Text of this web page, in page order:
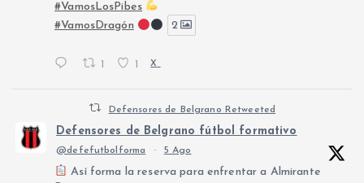
#VamosLosPibes
#VamosDragón
2
1 1 X
Defensores de Belgrano Retweeted
Defensores de Belgrano fútbol formativo
@defefutbolforma · 5 Ago
Así forma la reserva para enfrentar a Almirante